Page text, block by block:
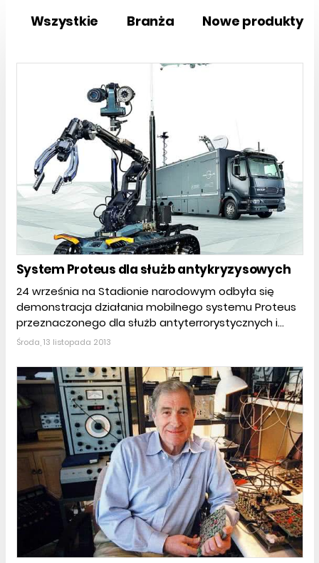
Wszystkie Branża Nowe produkty
System Proteus dla służb antykryzysowych
24 września na Stadionie narodowym odbyła się
demonstracja działania mobilnego systemu Proteus
przeznaczonego dla służb antyterrorystycznych i...
Środa, 13 listopada 2013